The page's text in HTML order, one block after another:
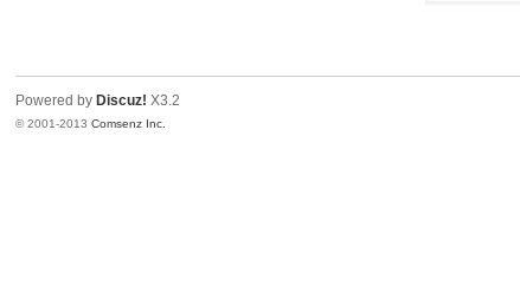
Powered by Discuz! X3.2
© 2001-2013Comsenz Inc.